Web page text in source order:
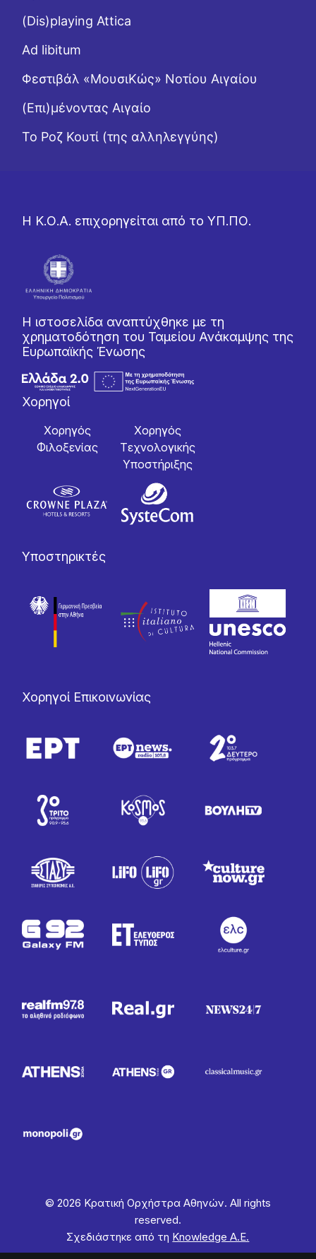
(Dis)playing Attica
Ad libitum
Φεστιβάλ «ΜουσιΚώς» Νοτίου Αιγαίου
(Επι)μένοντας Αιγαίο
Το Ροζ Κουτί (της αλληλεγγύης)
Η Κ.Ο.Α. επιχορηγείται από το ΥΠ.ΠΟ.
Η ιστοσελίδα αναπτύχθηκε με τη
χρηματοδότηση του Ταμείου Ανάκαμψης της
Ευρωπαϊκής Ένωσης
Χορηγοί
Χορηγός
Φιλοξενίας
Χορηγός
Tεχνολογικής
Yποστήριξης
Υποστηρικτές
Χορηγοί Επικοινωνίας
© 2026 Κρατική Ορχήστρα Αθηνών. All rights
reserved.
Σχεδιάστηκε από τη Knowledge Α.Ε.